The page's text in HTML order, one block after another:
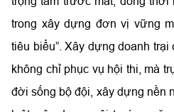
trong xây dựng đơn vị vững
tiêu biểu”. Xây dựng doanh trại
không chỉ phục vụ hội thi, mà
đời sống bộ đội, xây dựng nền